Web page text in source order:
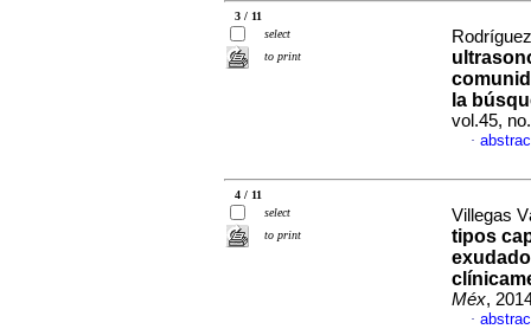
3 / 11
select
to print
la
vol.45,
·
4 / 11
select
to print
Villegas
tipos
Méx,
·